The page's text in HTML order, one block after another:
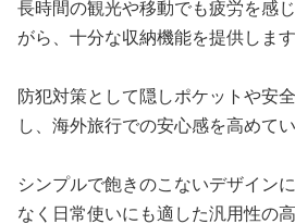
長時間の観光や移動でも疲労を感
がら、十分な収納機能を提供します
防犯対策として隠しポケットや安
し、海外旅行での安心感を高めてい
シンプルで飽きのこないデザイン
なく日常使いにも適した汎用性の高